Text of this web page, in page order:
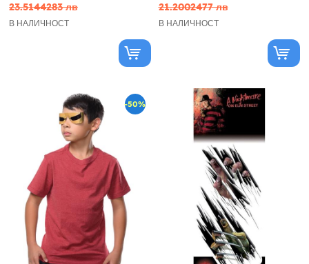
23.5144283 лв
В НАЛИЧНОСТ
21.2002477 лв
В НАЛИЧНОСТ
-50%